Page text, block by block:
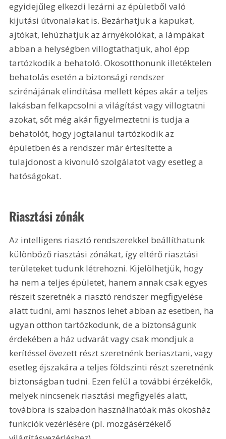
egyidejűleg elkezdi lezárni az épületből való
kijutási útvonalakat is. Bezárhatjuk a kapukat,
ajtókat, lehúzhatjuk az árnyékolókat, a lámpákat
abban a helységben villogtathatjuk, ahol épp
tartózkodik a behatoló. Okosotthonunk illetéktelen
behatolás esetén a biztonsági rendszer
szirénájának elindítása mellett képes akár a teljes
lakásban felkapcsolni a világítást vagy villogtatni
azokat, sőt még akár figyelmeztetni is tudja a
behatolót, hogy jogtalanul tartózkodik az
épületben és a rendszer már értesítette a
tulajdonost a kivonuló szolgálatot vagy esetleg a
hatóságokat.
Riasztási zónák
Az intelligens riasztó rendszerekkel beállíthatunk
különböző riasztási zónákat, így eltérő riasztási
területeket tudunk létrehozni. Kijelölhetjük, hogy
ha nem a teljes épületet, hanem annak csak egyes
részeit szeretnék a riasztó rendszer megfigyelése
alatt tudni, ami hasznos lehet abban az esetben, ha
ugyan otthon tartózkodunk, de a biztonságunk
érdekében a ház udvarát vagy csak mondjuk a
kerítéssel övezett részt szeretnénk beriasztani, vagy
esetleg éjszakára a teljes földszinti részt szeretnénk
biztonságban tudni. Ezen felül a további érzékelők,
melyek nincsenek riasztási megfigyelés alatt,
továbbra is szabadon használhatóak más okosház
funkciók vezérlésére (pl. mozgásérzékelő